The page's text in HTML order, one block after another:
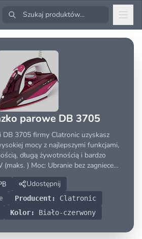
parowe DB 3705
DB 3705 firmy Clatronic uzyskasz
mocy z najlepszymi funkcjami,
długą żywotnością i bardzo
) Moc: Ubranie bez zagnieceń.
regulacja temperatury,
pary i 7 funkcji zapewn
Udostępnij
Producent:
Clatronic
Kolor: Biało-czerwony